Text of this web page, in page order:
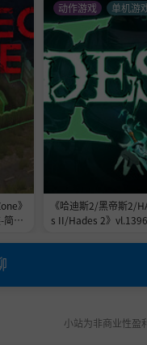
》
中|
《哈迪斯2/黑帝斯2/
s II/Hades 2》
动作游戏 单机游
小站为非商业性盈